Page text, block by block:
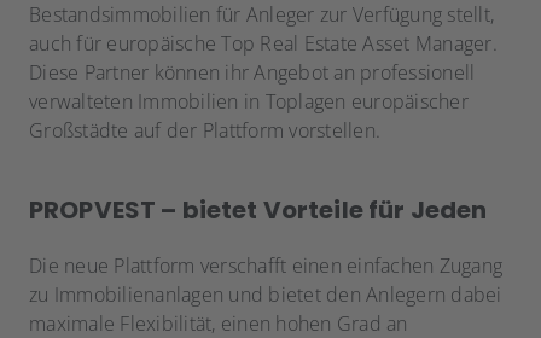
Bestandsimmobilien für Anleger zur Verfügung stellt,
auch für europäische Top Real Estate Asset Manager.
Diese Partner können ihr Angebot an professionell
verwalteten Immobilien in Toplagen europäischer
Großstädte auf der Plattform vorstellen.
PROPVEST – bietet Vorteile für Jeden
Die neue Plattform verschafft einen einfachen Zugang
zu Immobilienanlagen und bietet den Anlegern dabei
maximale Flexibilität, einen hohen Grad an